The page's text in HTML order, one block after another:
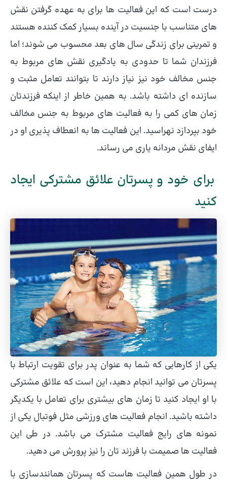
درست است که این فعالیت ها برای به عهده گرفتن نقش
های متناسب با جنسیت در آینده بسیار کمک کننده هستند
و تمرینی برای زندگی سال های بعد محسوب می شوند؛ اما
فرزندان شما تا حدودی به یادگیری نقش های مربوط به
جنس مخالف خود نیز نیاز دارند تا بتوانند تعامل مثبت و
سازنده ای داشته باشد. به همین خاطر از اینکه فرزندتان
زمان های کمی را به فعالیت های مربوط به جنس مخالف
خود بپردازد نهراسید. این فعالیت ها به انعطاف پذیری او در
ایفای نقش مردانه یاری می رساند.
برای خود و پسرتان علائق مشترکی ایجاد
کنید
یکی از کارهایی که شما به عنوان پدر برای تقویت ارتباط با
پسرتان می توانید انجام دهید، این است که علائق مشترکی
با او ایجاد کنید تا زمان های بیشتری برای تعامل با یکدیگر
داشته باشید. انجام فعالیت های ورزشی مثل فوتبال یکی از
نمونه های رایج فعالیت مشترک می باشد. در طی این
فعالیت ها صمیمت با فرزند تان را نیز پرورش می دهید.
در طول همین فعالیت هاست که پسرتان همانندسازی با